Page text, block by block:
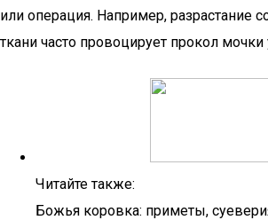
или операция. Например, разрастание
ткани часто провоцирует прокол мочки
Читайте также:
Божья коровка: приметы,